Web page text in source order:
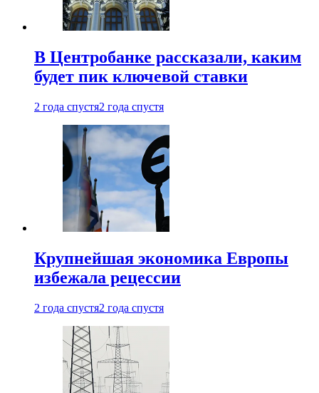
В Центробанке рассказали, каким
будет пик ключевой ставки
2 года спустя2 года спустя
Крупнейшая экономика Европы
избежала рецессии
2 года спустя2 года спустя